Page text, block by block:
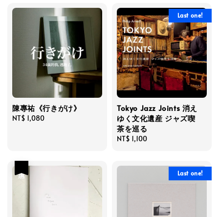
陳專祐《行きがけ》
Regular
NT$ 1,080
Last one!
Tokyo Jazz Joints 消え
ゆく文化遺産 ジャズ喫
茶を巡る
Regular
NT$ 1,100
Last one!